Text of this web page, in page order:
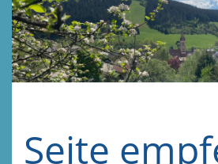
Seite